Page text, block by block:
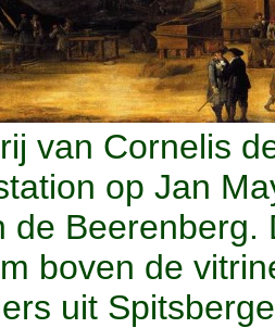
van Cornelis
op Jan
de Beerenberg.
boven de
uit